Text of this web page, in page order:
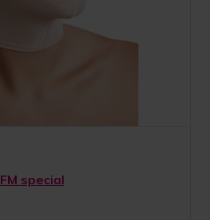
FM special